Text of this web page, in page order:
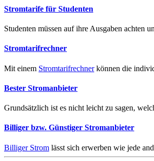
Stromtarife für Studenten
Studenten müssen auf ihre Ausgaben achten
Stromtarifrechner
Mit einem Stromtarifrechnerkönnen die
Bester Stromanbieter
Grundsätzlich ist es nicht leicht zu sagen,
Billiger bzw. Günstiger Stromanbieter
Billiger Strom lässt sich erwerben wie jede